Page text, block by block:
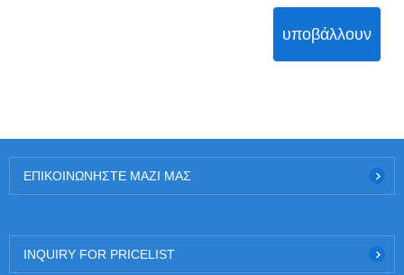
υποβάλλουν
ΕΠΙΚΟΙΝΩΝΉΣΤΕ ΜΑΖΊ ΜΑΣ
INQUIRY FOR PRICELIST